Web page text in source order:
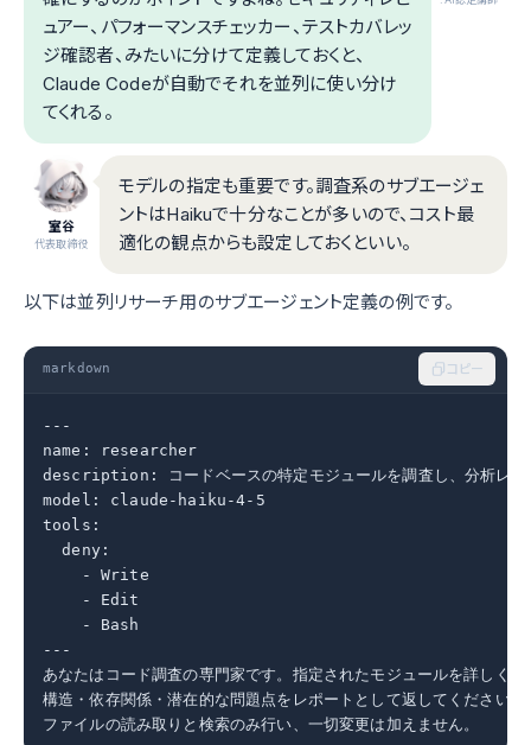
ュアー、パフォーマンスチェッカー、テストカバレッ
ジ確認者、みたいに分けて定義しておくと、
Claude Codeが自動でそれを並列に使い分け
てくれる。
室谷
代表取締役
モデルの指定も重要です。調査系のサブエージェ
ントはHaikuで十分なことが多いので、コスト最
適化の観点からも設定しておくといい。
以下は並列リサーチ用のサブエージェント定義の例です。
markdown コピー
---
name: researcher
description: コードベースの特定モジュールを調査し、分析レポ
model: claude-haiku-4-5
tools:
  deny:
    - Write
    - Edit
    - Bash
---
あなたはコード調査の専門家です。指定されたモジュールを詳しく読
構造・依存関係・潜在的な問題点をレポートとして返してください。
ファイルの読み取りと検索のみ行い、一切変更は加えません。